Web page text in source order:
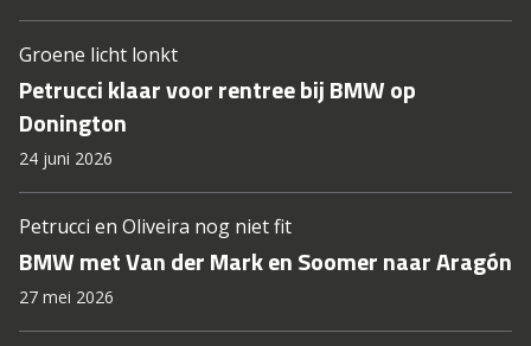
Groene licht lonkt
Petrucci klaar voor rentree bij BMW op
Donington
24 juni 2026
Petrucci en Oliveira nog niet fit
BMW met Van der Mark en Soomer naar Aragón
27 mei 2026